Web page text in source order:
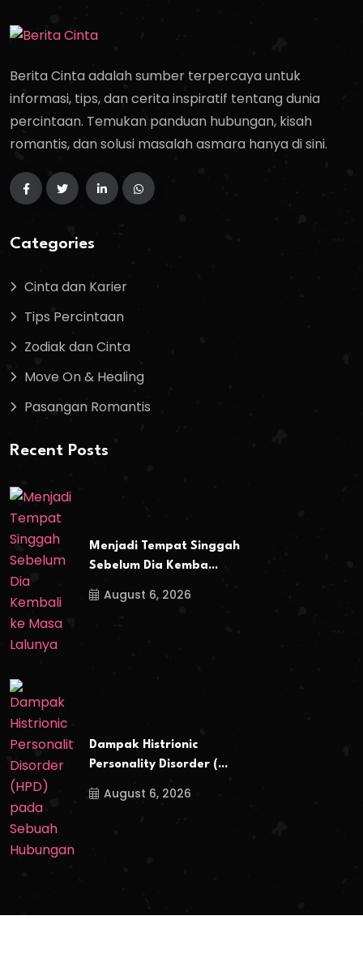
Berita Cinta adalah sumber terpercaya untuk
informasi, tips, dan cerita inspiratif tentang dunia
percintaan. Temukan panduan hubungan, kisah
romantis, dan solusi masalah asmara hanya di sini.
Categories
Cinta dan Karier
Tips Percintaan
Zodiak dan Cinta
Move On & Healing
Pasangan Romantis
Recent Posts
Menjadi Tempat Singgah
Sebelum Dia Kemba...
August 6, 2026
Dampak Histrionic
Personality Disorder (...
August 6, 2026